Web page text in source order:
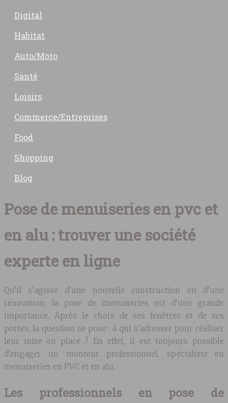
Digital
Habitat
Auto/Moto
Santé
Loisirs
Commerce/Entreprises
Food
Shopping
Blog
Pose de menuiseries en pvc et
en alu : trouver une société
experte en ligne
Qu’il s’agisse d’une nouvelle construction ou d’une
rénovation, la pose de menuiseries est d’une grande
importance. Après le choix de ses fenêtres et de ses
portes, la question se pose : à qui s’adresser pour réaliser
leur mise en place ? En effet, il est toujours possible
d’engager un monteur professionnel, spécialiste en
menuiseries en PVC et en alu.
Les professionnels en pose de